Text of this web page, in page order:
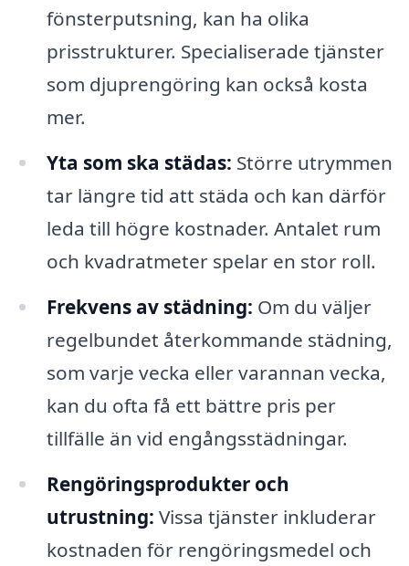
fönsterputsning, kan ha olika
prisstrukturer. Specialiserade tjänster
som djuprengöring kan också kosta
mer.
Yta som ska städas: Större utrymmen
tar längre tid att städa och kan därför
leda till högre kostnader. Antalet rum
och kvadratmeter spelar en stor roll.
Frekvens av städning: Om du väljer
regelbundet återkommande städning,
som varje vecka eller varannan vecka,
kan du ofta få ett bättre pris per
tillfälle än vid engångsstädningar.
Rengöringsprodukter och
utrustning: Vissa tjänster inkluderar
kostnaden för rengöringsmedel och